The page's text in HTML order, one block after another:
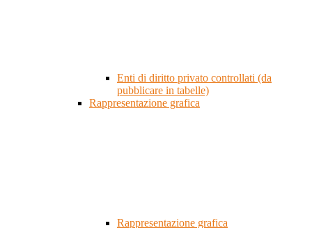
Enti di diritto privato controllati (da
pubblicare in tabelle)
Rappresentazione grafica
Rappresentazione grafica